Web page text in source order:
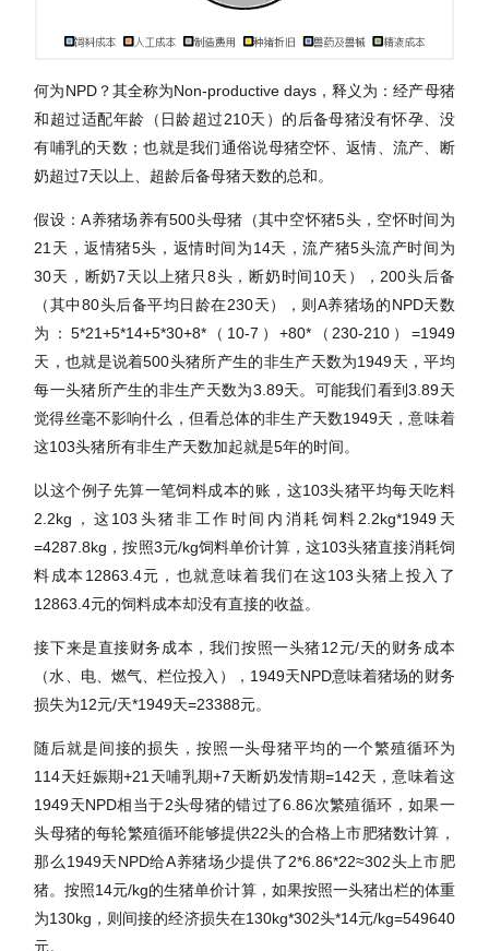
何为NPD？其全称为Non-productive days，释义为：经产母猪
和超过适配年龄（日龄超过210天）的后备母猪没有怀孕、没
有哺乳的天数；也就是我们通俗说母猪空怀、返情、流产、断
奶超过7天以上、超龄后备母猪天数的总和。
假设：A养猪场养有500头母猪（其中空怀猪5头，空怀时间为
21天，返情猪5头，返情时间为14天，流产猪5头流产时间为
30天，断奶7天以上猪只8头，断奶时间10天），200头后备
（其中80头后备平均日龄在230天），则A养猪场的NPD天数
为：5*21+5*14+5*30+8*（10-7）+80*（230-210）=1949
天，也就是说着500头猪所产生的非生产天数为1949天，平均
每一头猪所产生的非生产天数为3.89天。可能我们看到3.89天
觉得丝毫不影响什么，但看总体的非生产天数1949天，意味着
这103头猪所有非生产天数加起就是5年的时间。
以这个例子先算一笔饲料成本的账，这103头猪平均每天吃料
2.2kg，这103头猪非工作时间内消耗饲料2.2kg*1949天
=4287.8kg，按照3元/kg饲料单价计算，这103头猪直接消耗饲
料成本12863.4元，也就意味着我们在这103头猪上投入了
12863.4元的饲料成本却没有直接的收益。
接下来是直接财务成本，我们按照一头猪12元/天的财务成本
（水、电、燃气、栏位投入），1949天NPD意味着猪场的财务
损失为12元/天*1949天=23388元。
随后就是间接的损失，按照一头母猪平均的一个繁殖循环为
114天妊娠期+21天哺乳期+7天断奶发情期=142天，意味着这
1949天NPD相当于2头母猪的错过了6.86次繁殖循环，如果一
头母猪的每轮繁殖循环能够提供22头的合格上市肥猪数计算，
那么1949天NPD给A养猪场少提供了2*6.86*22≈302头上市肥
猪。按照14元/kg的生猪单价计算，如果按照一头猪出栏的体重
为130kg，则间接的经济损失在130kg*302头*14元/kg=549640
元。